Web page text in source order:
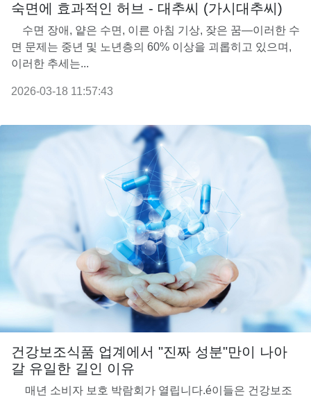
숙면에 효과적인 허브 - 대추씨 (가시대추씨)
수면 장애, 얕은 수면, 이른 아침 기상, 잦은 꿈—이러한 수
면 문제는 중년 및 노년층의 60% 이상을 괴롭히고 있으며,
이러한 추세는...
2026-03-18 11:57:43
건강보조식품 업계에서 "진짜 성분"만이 나아
갈 유일한 길인 이유
매년 소비자 보호 박람회가 열립니다.é이들은 건강보조